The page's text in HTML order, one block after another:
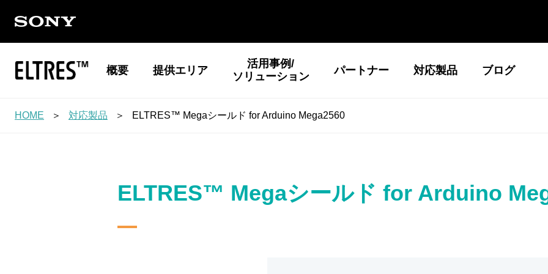
概要 提供エリア
活用事例/
ソリューション
パートナー 対応製品 ブログ
HOME 対応製品 ELTRES™ Megaシールド for Arduino Mega2560
ELTRES™ Megaシールド for Arduino